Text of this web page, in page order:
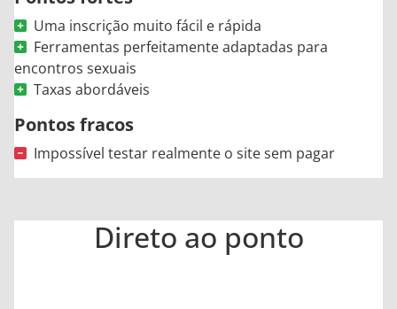
Uma inscrição muito fácil e rápida
Ferramentas perfeitamente adaptadas para
encontros sexuais
Taxas abordáveis
Pontos fracos
Impossível testar realmente o site sem pagar
Direto ao ponto